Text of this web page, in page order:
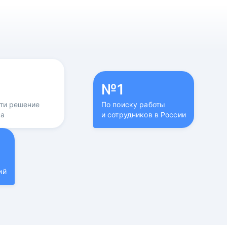
решение
№1
По поиску работы
и сотрудников в России